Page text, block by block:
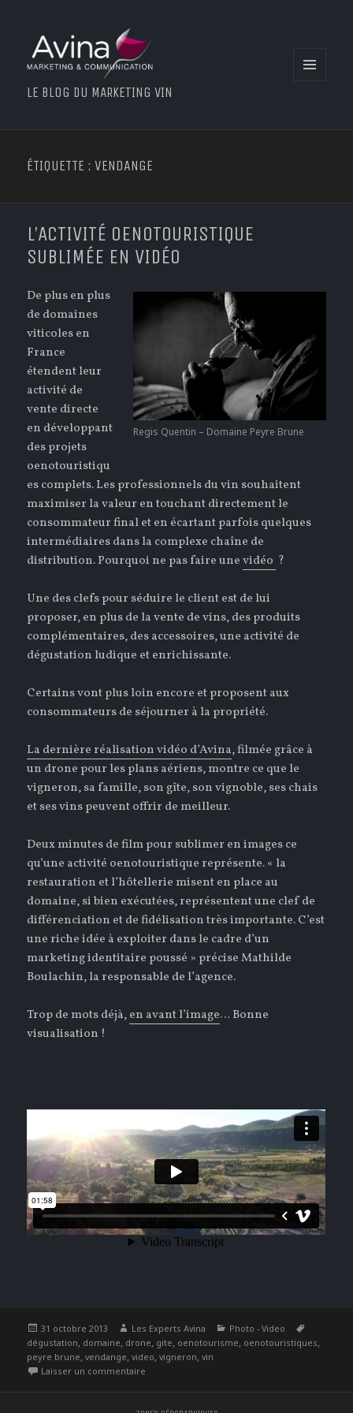
LE BLOG DU MARKETING VIN
ÉTIQUETTE : VENDANGE
L’ACTIVITÉ OENOTOURISTIQUE
SUBLIMÉE EN VIDÉO
Regis Quentin – Domaine Peyre Brune
De plus en plus
de domaines
viticoles en
France
étendent leur
activité de
vente directe
en développant
des projets
oenotouristiqu
es complets. Les professionnels du vin souhaitent
maximiser la valeur en touchant directement le
consommateur final et en écartant parfois quelques
intermédiaires dans la complexe chaîne de
distribution. Pourquoi ne pas faire unevidéo ?
Une des clefs pour séduire le client est de lui
proposer, en plus de la vente de vins, des produits
complémentaires, des accessoires, une activité de
dégustation ludique et enrichissante.
Certains vont plus loin encore et proposent aux
consommateurs de séjourner à la propriété.
La dernière réalisation vidéo d’Avina, filmée grâce à
un drone pour les plans aériens, montre ce que le
vigneron, sa famille, son gîte, son vignoble, ses chais
et ses vins peuvent offrir de meilleur.
Deux minutes de film pour sublimer en images ce
qu’une activité oenotouristique représente. « la
restauration et l’hôtellerie misent en place au
domaine, si bien exécutées, représentent une clef de
différenciation et de fidélisation très importante. C’est
une riche idée à exploiter dans le cadre d’un
marketing identitaire poussé » précise Mathilde
Boulachin, la responsable de l’agence.
Trop de mots déjà,en avant l’image… Bonne
visualisation !
Publié
le
31 octobre 2013 Auteur
Les Experts Avina Catégories
Photo - Video
dégustation, domaine, drone, gite, oenotourisme, oenotouristiques,
peyre brune,vendange,video,vigneron,vin
Laisser un commentaire